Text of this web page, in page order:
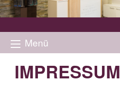
Menü
IMPRESSUM